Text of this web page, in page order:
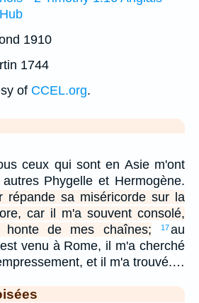
1910
1744
of CCEL.org.
ceux qui sont en Asie m'ont
Phygelle et Hermogène.
répande sa miséricorde sur la
car il m'a souvent consolé,
de mes chaînes;
17au
venu à Rome, il m'a cherché
et il m'a trouvé.…